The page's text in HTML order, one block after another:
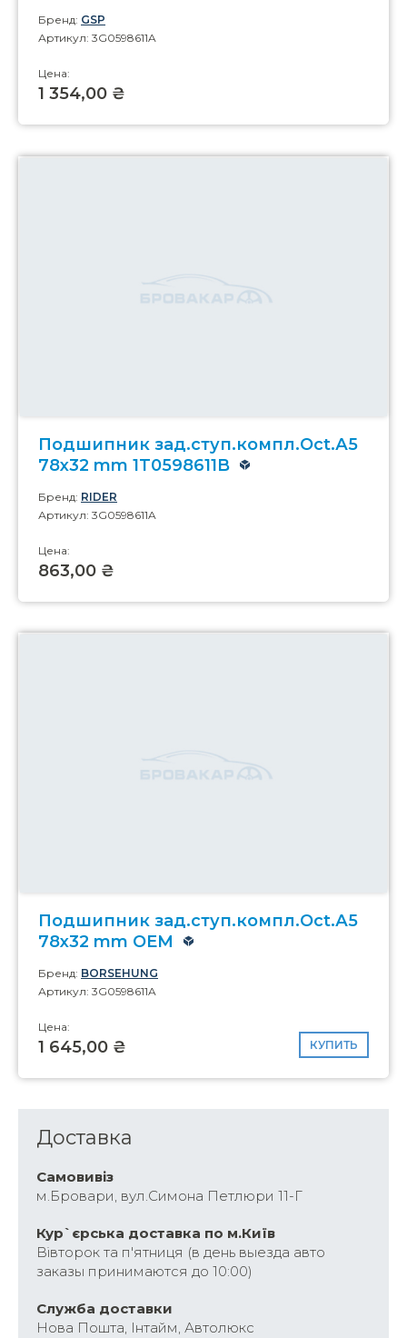
Бренд: GSP
Артикул: 3G0598611A
Цена:
1 354,00 ₴
Подшипник зад.ступ.компл.Oct.А5
78x32 mm 1T0598611B
Бренд: RIDER
Артикул: 3G0598611A
Цена:
863,00 ₴
Подшипник зад.ступ.компл.Oct.А5
78x32 mm OEM
Бренд: BORSEHUNG
Артикул: 3G0598611A
Цена:
1 645,00 ₴ КУПИТЬ
Доставка
Самовивіз
м.Бровари, вул.Симона Петлюри 11-Г
Кур`єрська доставка по м.Київ
Вівторок та п'ятниця (в день выезда авто
заказы принимаются до 10:00)
Cлужба доставки
Нова Пошта, Інтайм, Автолюкс